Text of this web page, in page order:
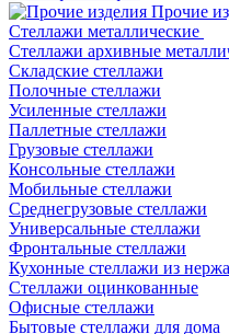
Прочие
Стеллажи металлические
Cтеллажи архивные
Складские стеллажи
Полочные стеллажи
Усиленные стеллажи
Паллетные стеллажи
Грузовые стеллажи
Консольные стеллажи
Мобильные стеллажи
Среднегрузовые стеллажи
Универсальные стеллажи
Фронтальные стеллажи
Кухонные стеллажи из
Стеллажи оцинкованные
Офисные стеллажи
Бытовые стеллажи для дома